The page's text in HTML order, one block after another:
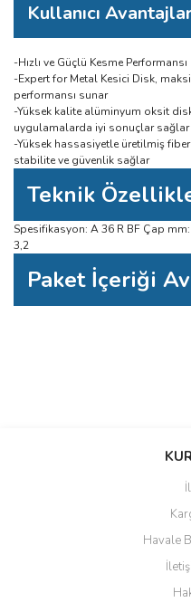
Kullanıcı
-Hızlı ve Güçlü Kesme Performansı
-Expert for Metal Kesici Disk,
performansı sunar
-Yüksek kalite alüminyum oksit
uygulamalarda iyi sonuçlar sağlar
-Yüksek hassasiyetle üretilmiş
stabilite ve güvenlik sağlar
Teknik
Spesifikasyon: A 36 R BF Çap
3,2
Paket İçeriği
Görüş ve önerileriniz için
Ürün resmi kalitesiz, bozuk
Ürün açıklamasında eksik
Ürün bilgilerinde hatalar
Havale